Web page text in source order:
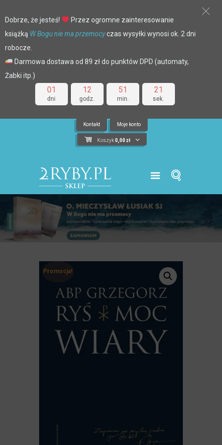
01
dni
12
godz.
51
min.
21
sek.
Dobrze, że jesteś!
Przez ogromne zainteresowanie
książką W Bogu nie ma przemocyczas wysyłki wynosi ok. 2 dni
robocze.
Darmowa dostawa od 89 zł do punktów DPD (automaty,
Żabki itp.)
Kontakt Moje konto
Koszyk 0,00 zł
Promocja!